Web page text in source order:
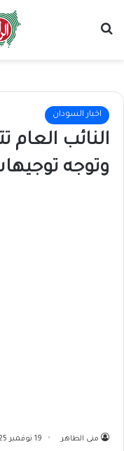
اخبار السودان
النائب
وتوجه
منى الطاهر 19 نوفمبر 2025 - 10:55 صباحًا